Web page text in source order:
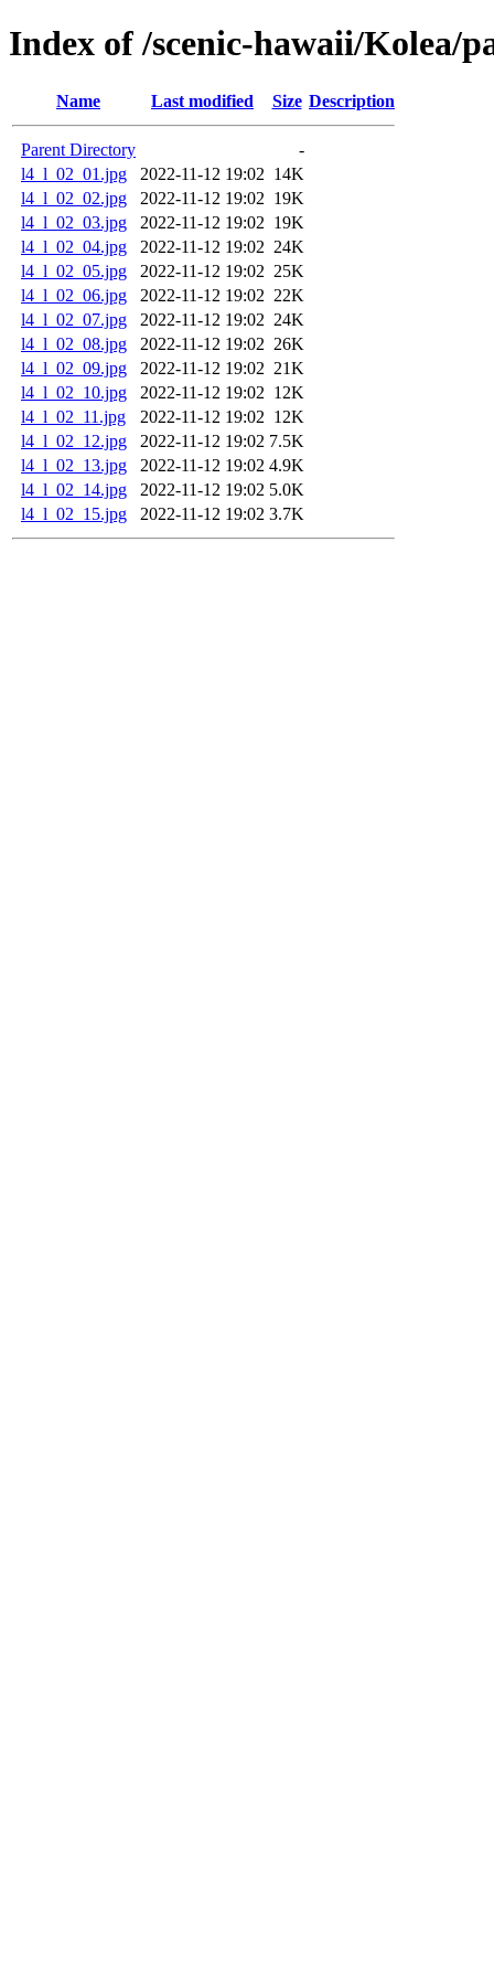
Index of /scenic-hawaii/Kolea/
Name Last modified Size Description
Parent Directory
-
l4_l_02_01.jpg
2022-11-12 19:02 14K
l4_l_02_02.jpg
2022-11-12 19:02 19K
l4_l_02_03.jpg
2022-11-12 19:02 19K
l4_l_02_04.jpg
2022-11-12 19:02 24K
l4_l_02_05.jpg
2022-11-12 19:02 25K
l4_l_02_06.jpg
2022-11-12 19:02 22K
l4_l_02_07.jpg
2022-11-12 19:02 24K
l4_l_02_08.jpg
2022-11-12 19:02 26K
l4_l_02_09.jpg
2022-11-12 19:02 21K
l4_l_02_10.jpg
2022-11-12 19:02 12K
l4_l_02_11.jpg
2022-11-12 19:02 12K
l4_l_02_12.jpg
2022-11-12 19:02 7.5K
l4_l_02_13.jpg
2022-11-12 19:02 4.9K
l4_l_02_14.jpg
2022-11-12 19:02 5.0K
l4_l_02_15.jpg
2022-11-12 19:02 3.7K